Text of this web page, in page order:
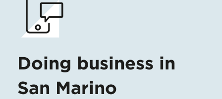
Doing business in
San Marino